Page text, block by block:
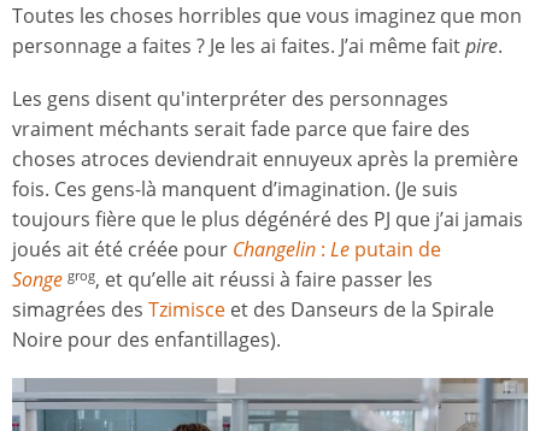
Toutes les choses horribles que vous imaginez que mon
personnage a faites ? Je les ai faites. J’ai même faitpire.
Les gens disent qu'interpréter des personnages
vraiment méchants serait fade parce que faire des
choses atroces deviendrait ennuyeux après la première
fois. Ces gens-là manquent d’imagination. (Je suis
toujours fière que le plus dégénéré des PJ que j’ai jamais
joués ait été créée pour Changelin : Le putain de
Songe grog, et qu’elle ait réussi à faire passer les
simagrées des Tzimisce et des Danseurs de la Spirale
Noire pour des enfantillages).